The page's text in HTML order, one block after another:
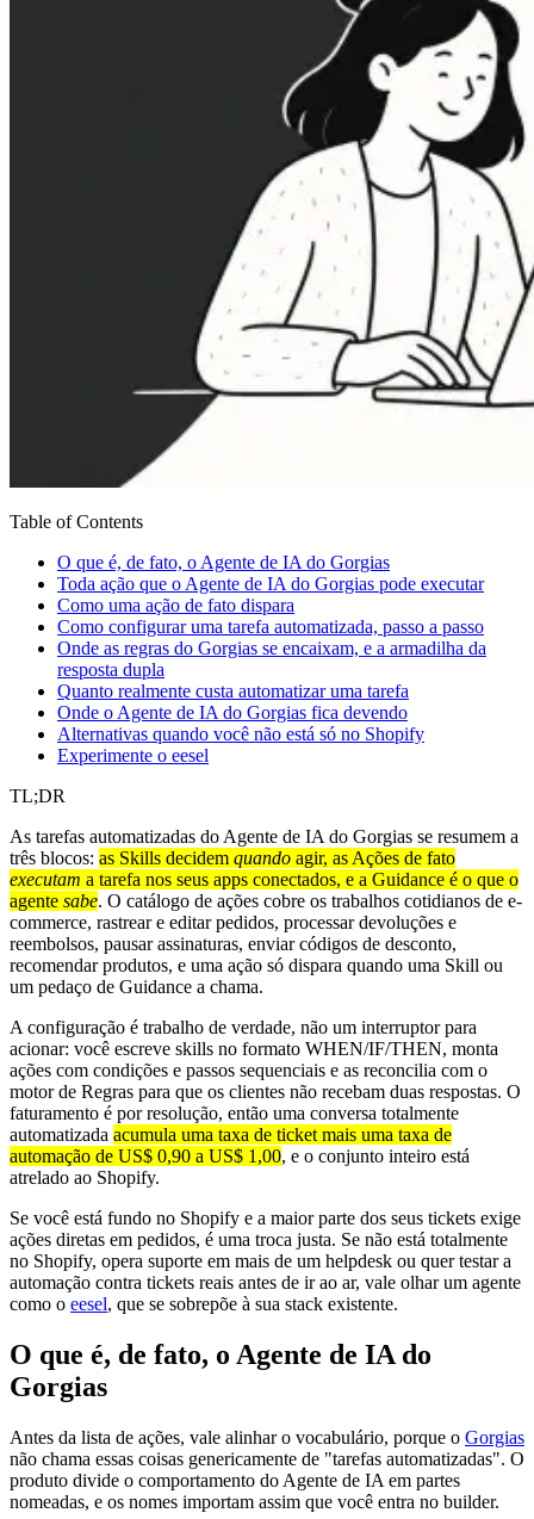
Table of Contents
O que é, de fato, o Agente de IA do Gorgias
Toda ação que o Agente de IA do Gorgias pode executar
Como uma ação de fato dispara
Como configurar uma tarefa automatizada, passo a passo
Onde as regras do Gorgias se encaixam, e a armadilha da
resposta dupla
Quanto realmente custa automatizar uma tarefa
Onde o Agente de IA do Gorgias fica devendo
Alternativas quando você não está só no Shopify
Experimente o eesel
TL;DR
As tarefas automatizadas do Agente de IA do Gorgias se resumem a
três blocos: as Skills decidem quando agir, as Ações de fato
executam a tarefa nos seus apps conectados, e a Guidance é o que o
agente sabe. O catálogo de ações cobre os trabalhos cotidianos de e-
commerce, rastrear e editar pedidos, processar devoluções e
reembolsos, pausar assinaturas, enviar códigos de desconto,
recomendar produtos, e uma ação só dispara quando uma Skill ou
um pedaço de Guidance a chama.
A configuração é trabalho de verdade, não um interruptor para
acionar: você escreve skills no formato WHEN/IF/THEN, monta
ações com condições e passos sequenciais e as reconcilia com o
motor de Regras para que os clientes não recebam duas respostas. O
faturamento é por resolução, então uma conversa totalmente
automatizada acumula uma taxa de ticket mais uma taxa de
automação de US$ 0,90 a US$ 1,00, e o conjunto inteiro está
atrelado ao Shopify.
Se você está fundo no Shopify e a maior parte dos seus tickets exige
ações diretas em pedidos, é uma troca justa. Se não está totalmente
no Shopify, opera suporte em mais de um helpdesk ou quer testar a
automação contra tickets reais antes de ir ao ar, vale olhar um agente
como o eesel, que se sobrepõe à sua stack existente.
O que é, de fato, o Agente de IA do
Gorgias
Antes da lista de ações, vale alinhar o vocabulário, porque o Gorgias
não chama essas coisas genericamente de "tarefas automatizadas". O
produto divide o comportamento do Agente de IA em partes
nomeadas, e os nomes importam assim que você entra no builder.